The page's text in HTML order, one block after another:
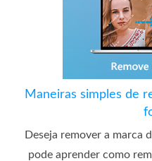
Maneiras simples de
Deseja remover a marca
pode aprender como